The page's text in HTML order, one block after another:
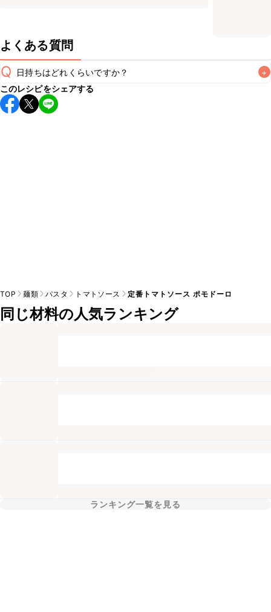
よくある質問
Q 日持ちはどれくらいですか？ +
こちらのレシピは出来たてをお召し上がりいただくことをお
すすめします。
このレシピをシェアする
TOP 麺類 パスタ トマトソース 定番トマトソース ポモドーロ
同じ材料の人気ランキング
ランキング一覧を見る